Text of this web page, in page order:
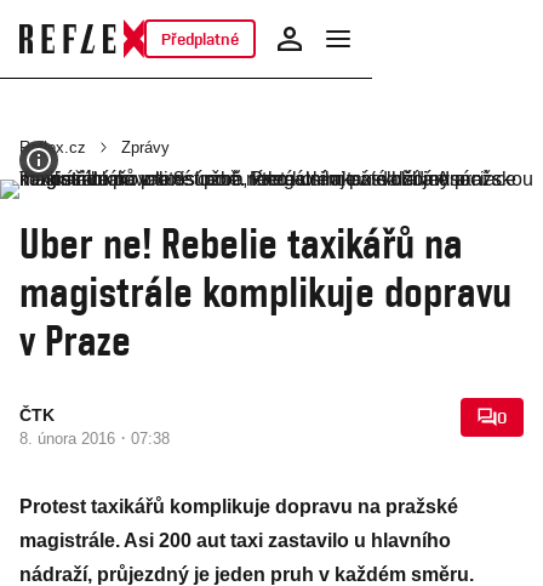
Předplatné
Reflex.cz Zprávy
Uber ne! Rebelie taxikářů na
magistrále komplikuje dopravu
v Praze
ČTK
8. února 2016 · 07:38
0
Protest taxikářů komplikuje dopravu na pražské
magistrále. Asi 200 aut taxi zastavilo u hlavního
nádraží, průjezdný je jeden pruh v každém směru.